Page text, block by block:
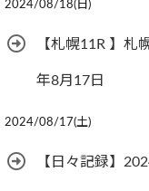
2024/08/18(日)
【札幌11R 】
年8月17日
2024/08/17(土)
【日々記録】